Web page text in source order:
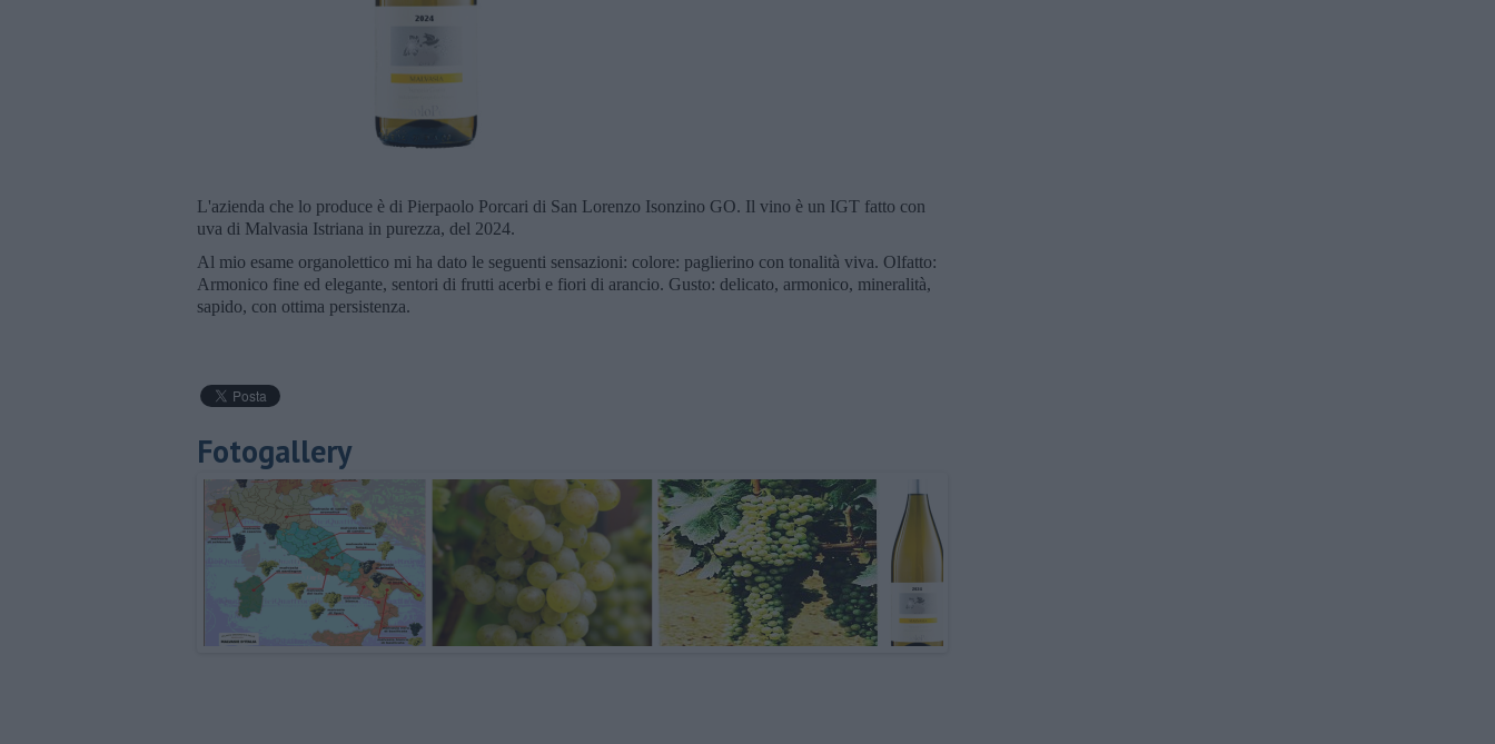
L'azienda che lo produce è di Pierpaolo Porcari di San Lorenzo Isonzino GO. Il vino è un IGT fatto con
uva di Malvasia Istriana in purezza, del 2024.
Al mio esame organolettico mi ha dato le seguenti sensazioni: colore: paglierino con tonalità viva. Olfatto:
Armonico fine ed elegante, sentori di frutti acerbi e fiori di arancio. Gusto: delicato, armonico, mineralità,
sapido, con ottima persistenza.
Fotogallery